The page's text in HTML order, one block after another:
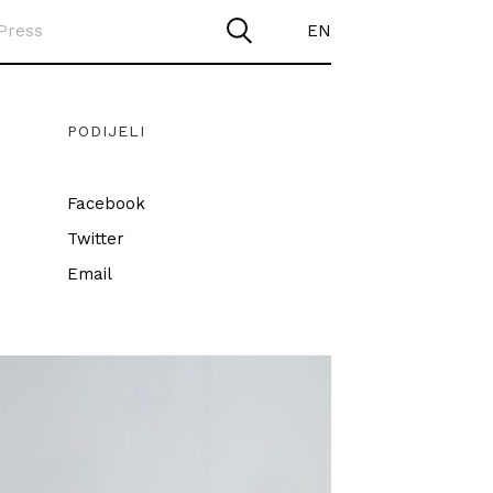
EN
PODIJELI
Facebook
Twitter
Email